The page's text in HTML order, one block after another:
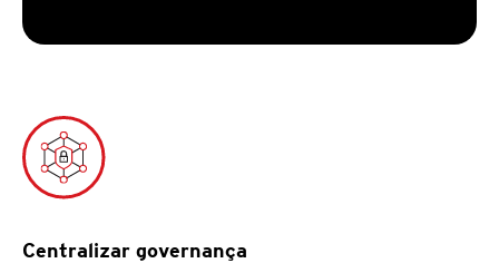
Centralizar governança